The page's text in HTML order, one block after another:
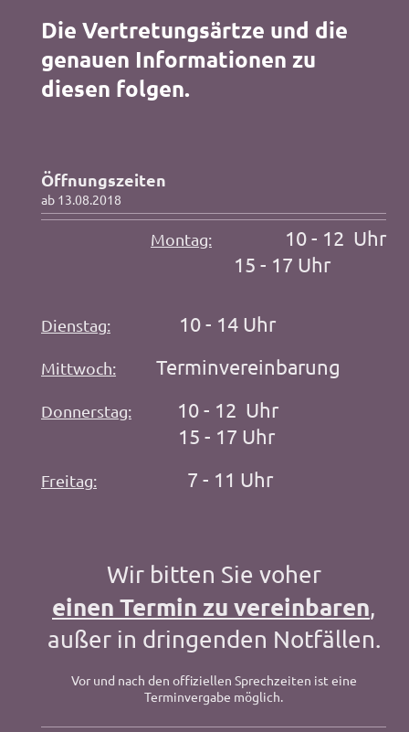
Die Vertretungsärtze und die
genauen Informationen zu
diesen folgen.
Öffnungszeiten
ab 13.08.2018
Montag:
10 - 12 Uhr
15 - 17 Uhr
Dienstag: 10 - 14 Uhr
Mittwoch: Terminvereinbarung
Donnerstag:
10 - 12 Uhr
15 - 17 Uhr
Freitag: 7 - 11 Uhr
Wir bitten Sie voher
einen Termin zu vereinbaren,
außer in dringenden Notfällen.
Vor und nach den offiziellen Sprechzeiten ist eine
Terminvergabe möglich.